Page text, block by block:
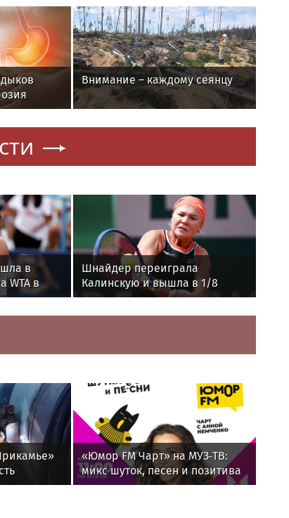
Внимание – каждому сеянцу
в
WTA в
Шнайдер переиграла
Калинскую и вышла в 1/8
финала WTA 1000 в Торонто
«Юмор FM Чарт» на МУЗ‑ТВ:
микс шуток, песен и позитива